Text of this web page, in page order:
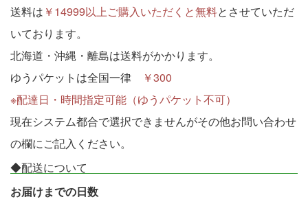
送料は ￥14999以上ご購入いただくと無料とさせていただ
いております。
北海道・沖縄・離島は送料がかかります。
ゆうパケットは全国一律
￥300
※配達日・時間指定可能（ゆうパケット不可）
現在システム都合で選択できませんがその他お問い合わせ
の欄にご記入ください。
◆配送について
お届けまでの日数